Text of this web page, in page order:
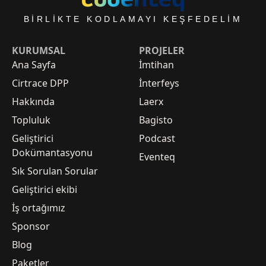
BIRLIKTE KODLAMAYI KEŞFEDELIM
KURUMSAL
Ana Sayfa
Cirtrace DPP
Hakkında
Topluluk
Geliştirici
Dokümantasyonu
Sık Sorulan Sorular
Geliştirici ekibi
İş ortağımız
Sponsor
Blog
Paketler
PROJELER
İmtihan
İnterfeys
Laerx
Bagisto
Podcast
Eventeq